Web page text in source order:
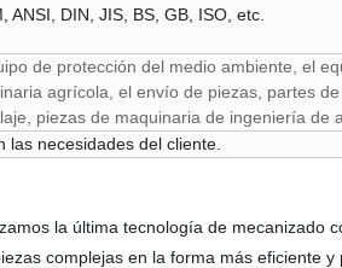
ANSI, DIN, JIS, BS, GB, ISO, etc.
de protección del medio ambiente, el
agrícola, el envío de piezas, partes
piezas de maquinaria de ingeniería de
las necesidades del cliente.
la última tecnología de mecanizado
complejas en la forma más eficiente